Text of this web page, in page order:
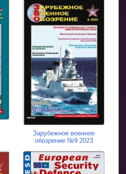
Зарубежное военное
обозрение №9 2023